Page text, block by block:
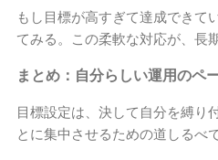
もし目標が高すぎて達成できて
てみる。この柔軟な対応が、長
まとめ：自分らしい運用のペ
目標設定は、決して自分を縛り
とに集中させるための道しるべで